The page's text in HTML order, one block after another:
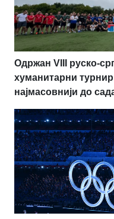
Одржан VIII руско-
хуманитарни
најмасовнији до